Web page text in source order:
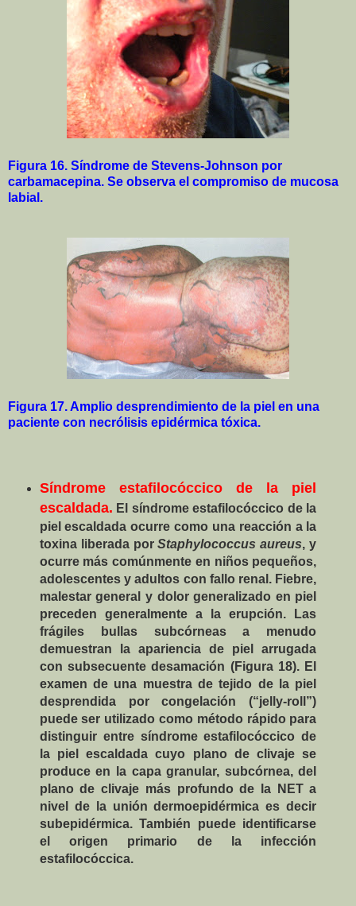
Figura 16. Síndrome de Stevens-Johnson por
carbamacepina. Se observa el compromiso de mucosa
labial.
Figura 17. Amplio desprendimiento de la piel en una
paciente con necrólisis epidérmica tóxica.
Síndrome estafilocóccico de la piel
escaldada. El síndrome estafilocóccico de la
piel escaldada ocurre como una reacción a la
toxina liberada porStaphylococcus aureus, y
ocurre más comúnmente en niños pequeños,
adolescentes y adultos con fallo renal. Fiebre,
malestar general y dolor generalizado en piel
preceden generalmente a la erupción. Las
frágiles bullas subcórneas a menudo
demuestran la apariencia de piel arrugada
con subsecuente desamación (Figura 18). El
examen de una muestra de tejido de la piel
desprendida por congelación (“jelly-roll”)
puede ser utilizado como método rápido para
distinguir entre síndrome estafilocóccico de
la piel escaldada cuyo plano de clivaje se
produce en la capa granular, subcórnea, del
plano de clivaje más profundo de la NET a
nivel de la unión dermoepidérmica es decir
subepidérmica. También puede identificarse
el origen primario de la infección
estafilocóccica.